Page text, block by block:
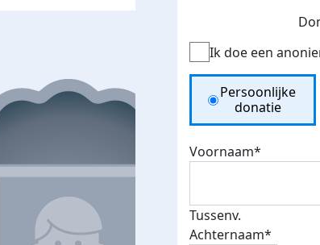
Ik doe een
Donation Type
Persoonlijke
donatie
Voornaam*
Tussenv.
Achternaam*